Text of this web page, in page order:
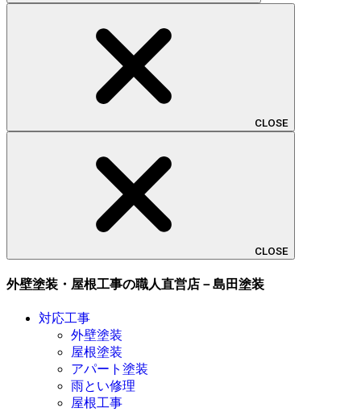
CLOSE
CLOSE
外壁塗装・屋根工事の職人直営店－島田塗装
対応工事
外壁塗装
屋根塗装
アパート塗装
雨とい修理
屋根工事